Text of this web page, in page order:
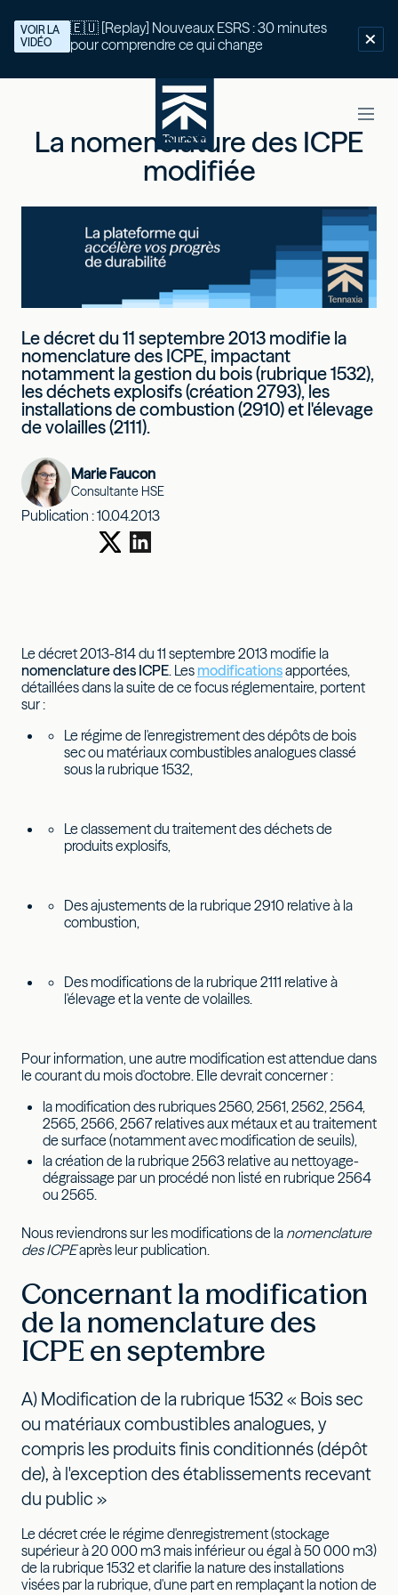
🇪🇺 [Replay] Nouveaux ESRS : 30 minutes
pour comprendre ce qui change
VOIR LA
VIDÉO
La nomenclature des ICPE
modifiée
Le décret du 11 septembre 2013 modifie la
nomenclature des ICPE, impactant
notamment la gestion du bois (rubrique 1532),
les déchets explosifs (création 2793), les
installations de combustion (2910) et l'élevage
de volailles (2111).
Marie Faucon
Consultante HSE
Publication :10.04.2013
Le décret 2013-814 du 11 septembre 2013 modifie la
nomenclature des ICPE . Les modificationsapportées,
détaillées dans la suite de ce focus réglementaire, portent
sur :
Le régime de l'enregistrement des dépôts de bois
sec ou matériaux combustibles analogues classé
sous la rubrique 1532,
Le classement du traitement des déchets de
produits explosifs,
Des ajustements de la rubrique 2910 relative à la
combustion,
Des modifications de la rubrique 2111 relative à
l'élevage et la vente de volailles.
Pour information, une autre modification est attendue dans
le courant du mois d'octobre. Elle devrait concerner :
la modification des rubriques 2560, 2561, 2562, 2564,
2565, 2566, 2567 relatives aux métaux et au traitement
de surface (notamment avec modification de seuils),
la création de la rubrique 2563 relative au nettoyage-
dégraissage par un procédé non listé en rubrique 2564
ou 2565.
Nous reviendrons sur les modifications de la nomenclature
des ICPEaprès leur publication.
Concernant la modification
de la nomenclature des
ICPE en septembre
A) Modification de la rubrique 1532 « Bois sec
ou matériaux combustibles analogues, y
compris les produits finis conditionnés (dépôt
de), à l'exception des établissements recevant
du public »
Le décret crée le régime d'enregistrement (stockage
supérieur à 20 000 m3 mais inférieur ou égal à 50 000 m3)
de la rubrique 1532 et clarifie la nature des installations
visées par la rubrique, d'une part en remplaçant la notion de